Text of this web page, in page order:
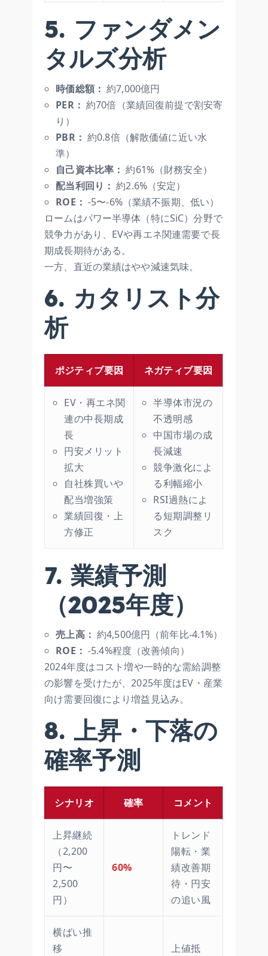
5. ファンダメン
タルズ分析
時価総額： 約7,000億円
PER： 約70倍（業績回復前提で割安寄
り）
PBR： 約0.8倍（解散価値に近い水
準）
自己資本比率： 約61%（財務安全）
配当利回り： 約2.6%（安定）
ROE： -5〜-6%（業績不振期、低い）
ロームはパワー半導体（特にSiC）分野で
競争力があり、EVや再エネ関連需要で長
期成長期待がある。
一方、直近の業績はやや減速気味。
6. カタリスト分
析
ポジティブ要因 ネガティブ要因
EV・再エネ関
連の中長期成
長
円安メリット
拡大
自社株買いや
配当増強策
業績回復・上
方修正
半導体市況の
不透明感
中国市場の成
長減速
競争激化によ
る利幅縮小
RSI過熱によ
る短期調整リ
スク
7. 業績予測
（2025年度）
売上高： 約4,500億円（前年比-4.1%）
ROE： -5.4%程度（改善傾向）
2024年度はコスト増や一時的な需給調整
の影響を受けたが、2025年度はEV・産業
向け需要回復により増益見込み。
8. 上昇・下落の
確率予測
シナリオ 確率 コメント
上昇継続
（2,200
円〜
2,500
円）
60%
トレンド
陽転・業
績改善期
待・円安
の追い風
横ばい推
移
上値抵